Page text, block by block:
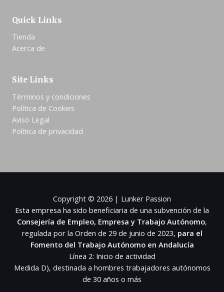
Quick Links
Tienda
Acerca de
Site Links
Términos y condiciones
Política de Cookies
Aviso Legal
Política de privacidad
Copyright © 2026 | Lunker Passion
Esta empresa ha sido beneficiaria de una subvención de la
Consejería de Empleo, Empresa y Trabajo Autónomo,
regulada por la Orden de 29 de junio de 2023, para el
Fomento del Trabajo Autónomo en Andalucía
Línea 2: Inicio de actividad
Medida D), destinada a hombres trabajadores autónomos
de 30 años o más